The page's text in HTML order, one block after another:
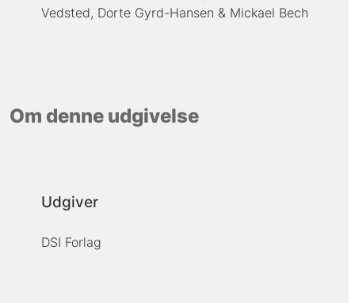
Vedsted Dorte Gyrd-Hansen Mickael Bech
Om denne udgivelse
Udgiver
DSI Forlag